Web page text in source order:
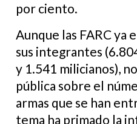
por ciento.
Aunque las FARC ya
sus integrantes
y 1.541 milicianos),
pública sobre el
armas que se han
tema ha primado la